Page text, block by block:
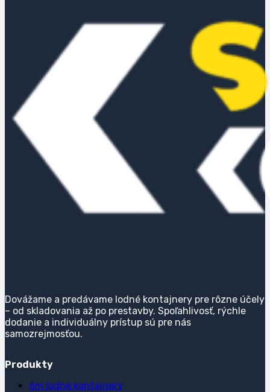
Dovážame a predávame lodné kontajnery pre rôzne účely
– od skladovania až po prestavby. Spoľahlivosť, rýchle
dodanie a individuálny prístup sú pre nás
samozrejmosťou.
Produkty
6m lodné kontajnery